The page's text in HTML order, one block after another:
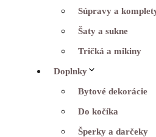
Súpravy a
Šaty a sukne
Tričká a mikiny
Doplnky
Bytové dekorácie
Do kočíka
Šperky a darčeky